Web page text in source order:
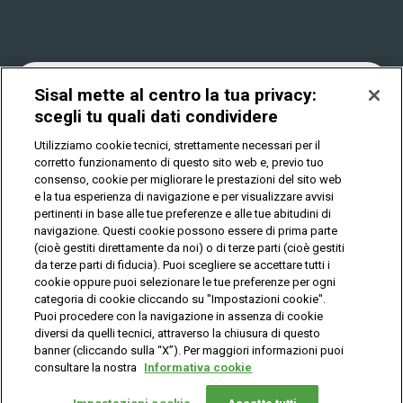
Vuoi giocare
Play Your Date
News
Cookies
Privacy
IL GIOCO È VIETATO AI MINORI E PUÒ CAUSARE
DIPENDENZA PATOLOGICA
© Copyright Sisal Italia S.p.A. - P.I. 02433760135
Privacy Cookies
Mappa
del
Sisal mette al centro la tua privacy:
scegli tu quali dati condividere
Utilizziamo cookie tecnici, strettamente necessari per il
corretto funzionamento di questo sito web e, previo tuo
consenso, cookie per migliorare le prestazioni del sito web
e la tua esperienza di navigazione e per visualizzare avvisi
pertinenti in base alle tue preferenze e alle tue abitudini di
navigazione. Questi cookie possono essere di prima parte
(cioè gestiti direttamente da noi) o di terze parti (cioè gestiti
da terze parti di fiducia). Puoi scegliere se accettare tutti i
cookie oppure puoi selezionare le tue preferenze per ogni
categoria di cookie cliccando su "Impostazioni cookie".
Puoi procedere con la navigazione in assenza di cookie
diversi da quelli tecnici, attraverso la chiusura di questo
banner (cliccando sulla “X”). Per maggiori informazioni puoi
consultare la nostra Informativa cookie